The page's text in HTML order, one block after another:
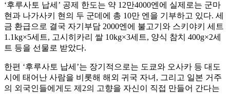
‘후루사토 납세’ 공제 한도는 약 12만4000엔에 실제로는 군마
현과 나가사키 현의 두 군데에 총 10만 엔을 기부하고 있다. 세
금 환급으로 결국 자기부담 2000엔에 불고기와 스키야키 세트
1.1kg×5세트, 고시히카리 쌀 10kg×3세트, 양식 참치 400g×2세
트 등을 선물로 받았다.
한편 ‘후루사토 납세’는 장기적으로는 도쿄와 오사카 등 대도
시에 태어난 사람을 비롯해 해외 귀국 자녀, 그리고 일본 거주
의 외국인들에게도 제2의 고향을 자신이 직접 만들어 간다는